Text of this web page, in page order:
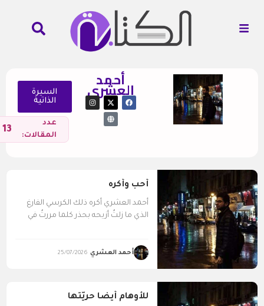
أحمد
العشري
السيرة
الذاتية
عدد
المقالات:
13
أحب وأكره
أحمد العشري أكره ذلك الكرسي الفارغ
الذي ما زلتُ أزيحه بحذر كلما مررتُ في
أحمد العشري 25/07/2026
للأوهام أيضًا حريّتُها